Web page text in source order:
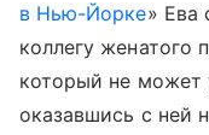
в Нью-Йорке» Ева
коллегу женатого
который не может
оказавшись с ней